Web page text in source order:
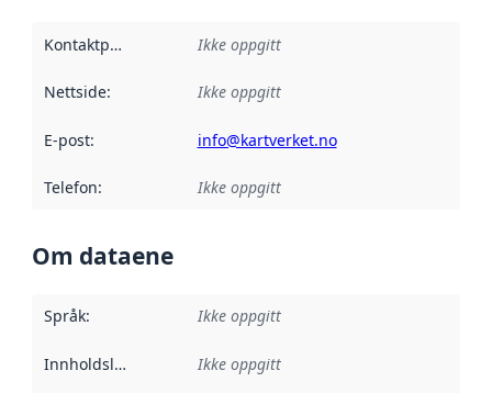
Kontaktpunkt Ikke oppgitt
Nettside: Ikke oppgitt
E-post: info@kartverket.no
Telefon: Ikke oppgitt
Om dataene
Språk: Ikke oppgitt
Innholdsleverandører :
Ikke oppgitt